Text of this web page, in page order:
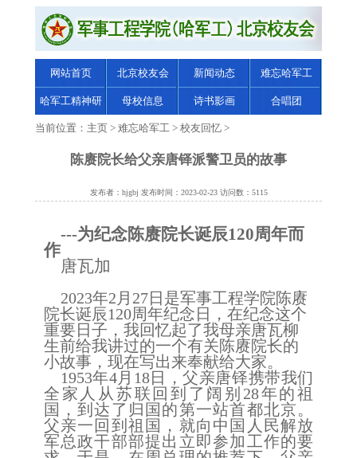
网站首页 北京校友会 新闻动态 难忘哈军工
哈军工精神研
究
母校信息 诗书影画 合唱团
当前位置： 主页 > 难忘哈军工 > 校友回忆 >
陈赓院长给父亲唐铎派警卫员的故事
发布者：hjgbj 发布时间：2023-02-23 访问数：5115
---为纪念陈赓院长诞辰120周年而
作
唐瓦加
2023年2月27日是军事工程学院陈赓
院长诞辰120周年纪念日，在纪念这个
重要日子，我回忆起了我母亲唐瓦柳
生前给我讲过的一个有关陈赓院长的
小故事， 现在写出来奉献给大家。
1953年4月 18日，父亲唐铎携带我们
全家人从苏联回到了阔别 28年的祖
国，到达了归国的第一站首都北京。
父亲一回到祖国，就向中国人民解放
军总政干部部提出立即参加工作的要